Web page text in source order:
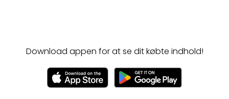
Download appen for at se dit købte indhold!